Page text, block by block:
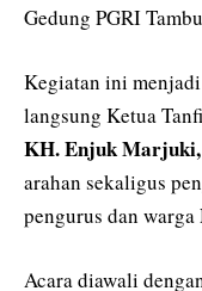
Gedung PGRI
Kegiatan ini
langsung Ketua
KH. Enjuk
arahan sekaligus
pengurus dan
Acara diawali